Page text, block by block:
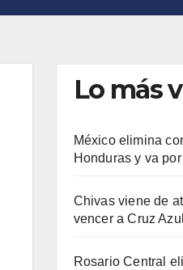
Lo más
México elimina
Honduras y va
Chivas viene de
vencer a Cruz Azul
Rosario Central